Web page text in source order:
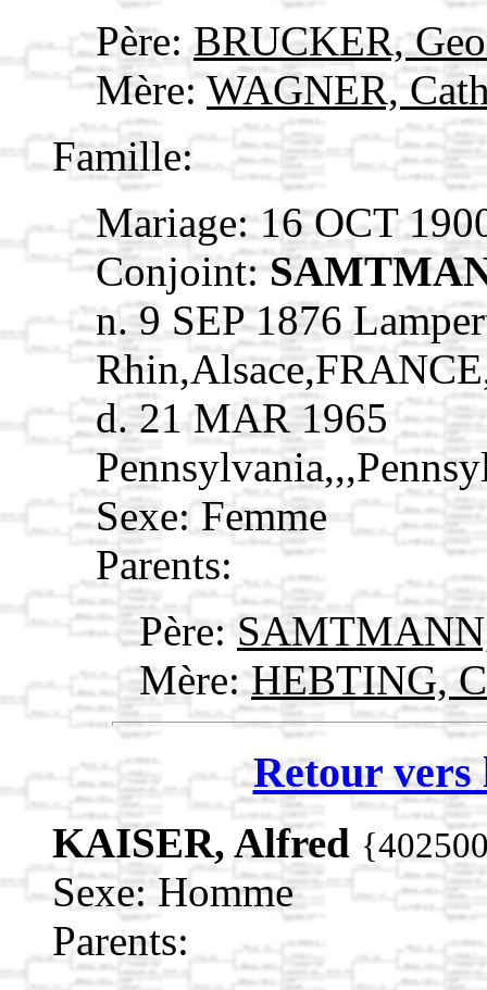
Père: BRUCKER,
Mère:WAGNER,
Famille:
Mariage: 16 OCT
Conjoint:
n. 9 SEP 1876
d. 21 MAR 1965
Sexe: Femme
Parents:
Père:
Mère:HEBTING,
Retour vers
KAISER, Alfred
Sexe: Homme
Parents: